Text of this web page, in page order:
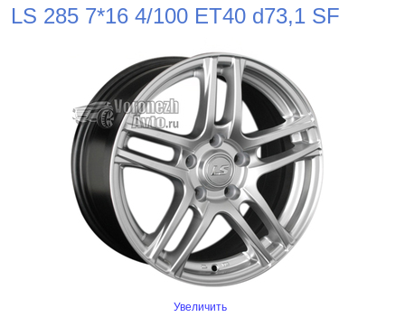
LS 285 7*16 4/100 ET40 d73,1 SF
Увеличить